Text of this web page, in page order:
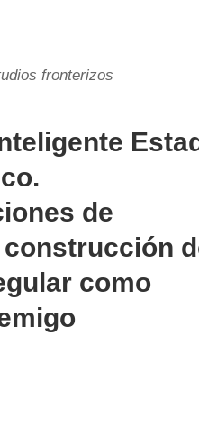
fronterizos
de
como